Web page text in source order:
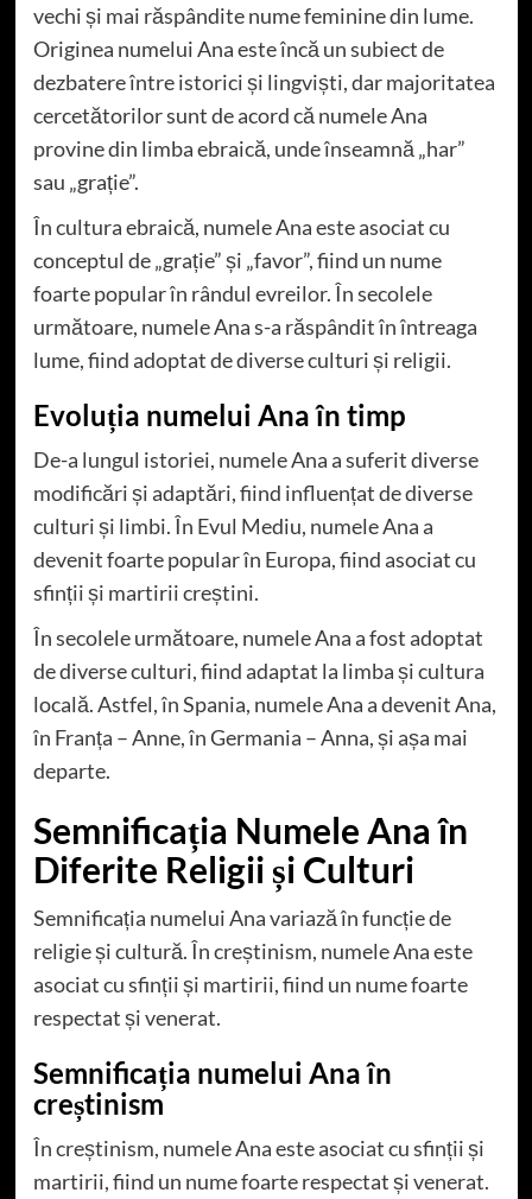
vechi și mai răspândite nume feminine din lume.
Originea numelui Ana este încă un subiect de
dezbatere între istorici și lingviști, dar majoritatea
cercetătorilor sunt de acord că numele Ana
provine din limba ebraică, unde înseamnă „har”
sau „grație”.
În cultura ebraică, numele Ana este asociat cu
conceptul de „grație” și „favor”, fiind un nume
foarte popular în rândul evreilor. În secolele
următoare, numele Ana s-a răspândit în întreaga
lume, fiind adoptat de diverse culturi și religii.
Evoluția numelui Ana în timp
De-a lungul istoriei, numele Ana a suferit diverse
modificări și adaptări, fiind influențat de diverse
culturi și limbi. În Evul Mediu, numele Ana a
devenit foarte popular în Europa, fiind asociat cu
sfinții și martirii creștini.
În secolele următoare, numele Ana a fost adoptat
de diverse culturi, fiind adaptat la limba și cultura
locală. Astfel, în Spania, numele Ana a devenit Ana,
în Franța – Anne, în Germania – Anna, și așa mai
departe.
Semnificația Numele Ana în
Diferite Religii și Culturi
Semnificația numelui Ana variază în funcție de
religie și cultură. În creștinism, numele Ana este
asociat cu sfinții și martirii, fiind un nume foarte
respectat și venerat.
Semnificația numelui Ana în
creștinism
În creștinism, numele Ana este asociat cu sfinții și
martirii, fiind un nume foarte respectat și venerat.